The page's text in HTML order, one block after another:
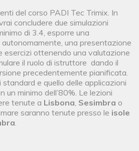
del corso PADI Tec Trimix. In
concludere due simulazioni
di 3.4, esporre una
una presentazione
esercizi ottenendo una valutazione
il ruolo di istruttore dando il
precedentemente pianificata.
standard e quello delle applicazioni
un minimo dell’80%. Le lezioni
tenute a Lisbona, Sesimbra o
saranno tenute presso le isole
.